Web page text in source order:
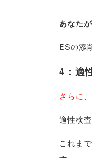
あなた
ESの添
4：適
さらに
適性検
これま